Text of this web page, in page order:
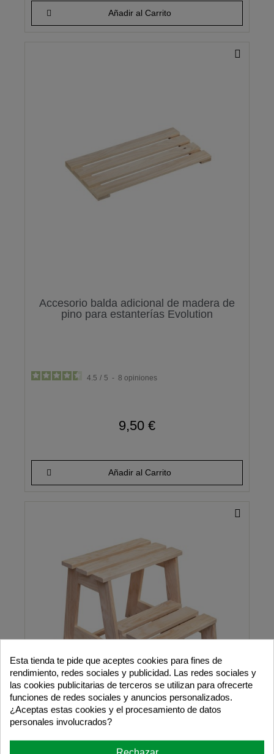
Añadir al Carrito
Accesorio balda adicional de madera de
pino para estanterías Evolution
4.5 / 5 - 8 opiniones
9,50 €
Añadir al Carrito
Esta tienda te pide que aceptes cookies para fines de
rendimiento, redes sociales y publicidad. Las redes sociales y
las cookies publicitarias de terceros se utilizan para ofrecerte
funciones de redes sociales y anuncios personalizados.
¿Aceptas estas cookies y el procesamiento de datos
personales involucrados?